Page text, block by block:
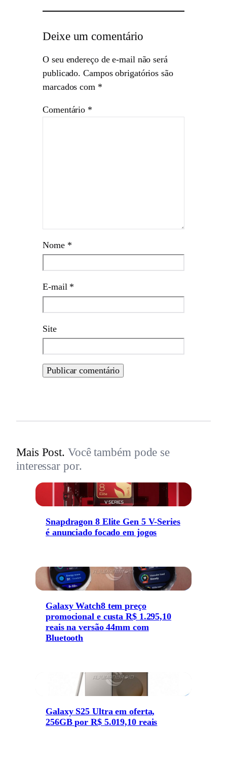
Deixe um comentário
O seu endereço de e-mail não será
publicado. Campos obrigatórios são
marcados com *
Comentário *
Nome *
E-mail *
Site
Mais Post. Você também pode se
interessar por.
Snapdragon 8 Elite Gen 5 V-Series
é anunciado focado em jogos
Galaxy Watch8 tem preço
promocional e custa R$ 1.295,10
reais na versão 44mm com
Bluetooth
Galaxy S25 Ultra em oferta,
256GB por R$ 5.019,10 reais